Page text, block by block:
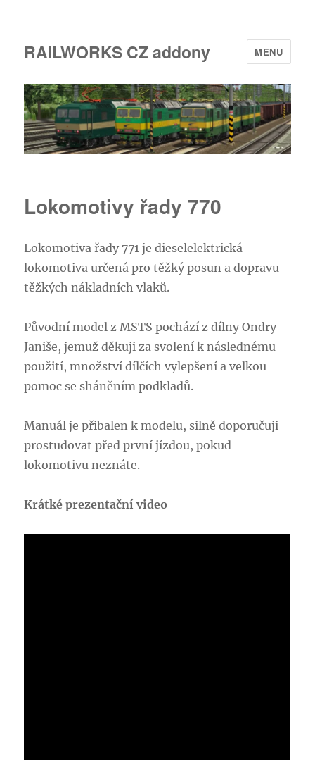
RAILWORKS CZ addony MENU
Lokomotivy řady 770
Lokomotiva řady 771 je dieselelektrická
lokomotiva určená pro těžký posun a dopravu
těžkých nákladních vlaků.
Původní model z MSTS pochází z dílny Ondry
Janiše, jemuž děkuji za svolení k následnému
použití, množství dílčích vylepšení a velkou
pomoc se sháněním podkladů.
Manuál je přibalen k modelu, silně doporučuji
prostudovat před první jízdou, pokud
lokomotivu neznáte.
Krátké prezentační video